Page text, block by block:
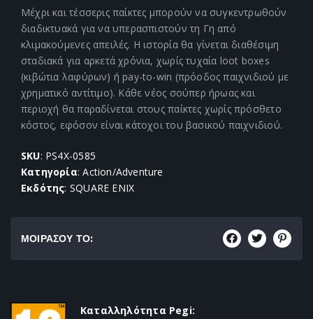
Μέχρι και τέσσερις παίκτες μπορούν να συγκεντρωθούν
διαδικτυακά για να υπερασπιστούν τη Γη από
κλιμακούμενες απειλές. Η ιστορία θα γίνεται διαθέσιμη
σταδιακά για αρκετά χρόνια, χωρίς τυχαία loot boxes
(κιβώτια λαφύρων) ή pay-to-win (πρόοδος παιχνιδιού με
χρηματικό αντίτιμο). Κάθε νέος σούπερ ήρωας και
περιοχή θα παραδίνεται στους παίκτες χωρίς πρόσθετο
κόστος, εφόσον είναι κάτοχοι του βασικού παιχνιδιού.
SKU: PS4X-0585
Κατηγορία: Action/Adventure
Εκδότης: SQUARE ENIX
ΜΟΙΡΑΣΟΥ ΤΟ:
Καταλληλότητα Pegi: